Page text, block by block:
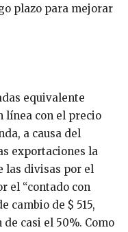
plazo para mejorar
equivalente
línea con el precio
a causa del
exportaciones la
las divisas por el
el “contado con
cambio de $ 515,
casi el 50%. Como